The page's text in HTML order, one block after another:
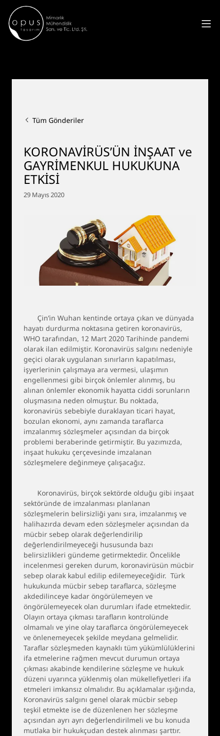
Tüm Gönderiler
KORONAVİRÜS’ÜN İNŞAAT ve
GAYRİMENKUL HUKUKUNA
ETKİSİ
29 Mayıs 2020
Çin’in Wuhan kentinde ortaya çıkan ve dünyada
hayatı durdurma noktasına getiren koronavirüs,
WHO tarafından, 12 Mart 2020 Tarihinde pandemi
olarak ilan edilmiştir. Koronavirüs salgını nedeniyle
geçici olarak uygulanan sınırların kapatılması,
işyerlerinin çalışmaya ara vermesi, ulaşımın
engellenmesi gibi birçok önlemler alınmış, bu
alınan önlemler ekonomik hayatta ciddi sorunların
oluşmasına neden olmuştur. Bu noktada,
koronavirüs sebebiyle duraklayan ticari hayat,
bozulan ekonomi, aynı zamanda taraflarca
imzalanmış sözleşmeler açısından da birçok
problemi beraberinde getirmiştir. Bu yazımızda,
inşaat hukuku çerçevesinde imzalanan
sözleşmelere değinmeye çalışacağız.
Koronavirüs, birçok sektörde olduğu gibi inşaat
sektöründe de imzalanması planlanan
sözleşmelerin belirsizliği yanı sıra, imzalanmış ve
halihazırda devam eden sözleşmeler açısından da
mücbir sebep olarak değerlendirilip
değerlendirilmeyeceği hususunda bazı
belirsizlikleri gündeme getirmektedir. Öncelikle
incelenmesi gereken durum, koronavirüsün mücbir
sebep olarak kabul edilip edilemeyeceğidir. Türk
hukukunda mücbir sebep taraflarca, sözleşme
akdedilinceye kadar öngörülemeyen ve
öngörülemeyecek olan durumları ifade etmektedir.
Olayın ortaya çıkması tarafların kontrolünde
olmamalı ve yine olay taraflarca öngörülemeyecek
ve önlenemeyecek şekilde meydana gelmelidir.
Taraflar sözleşmeden kaynaklı tüm yükümlülüklerini
ifa etmelerine rağmen mevcut durumun ortaya
çıkması akabinde kendilerine sözleşme ve hukuk
düzeni uyarınca yüklenmiş olan mükellefiyetleri ifa
etmeleri imkansız olmalıdır. Bu açıklamalar ışığında,
Koronavirüs salgını genel olarak mücbir sebep
teşkil etmekte ise de düzenlenen her sözleşme
açısından ayrı ayrı değerlendirilmeli ve bu konuda
mutlaka bir hukukçudan destek alınması şarttır.